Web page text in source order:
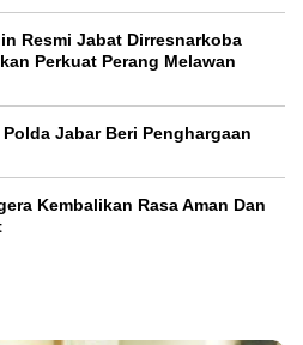
Resmi Jabat Dirresnarkoba
Perkuat Perang Melawan
Jabar Beri Penghargaan
Kembalikan Rasa Aman Dan